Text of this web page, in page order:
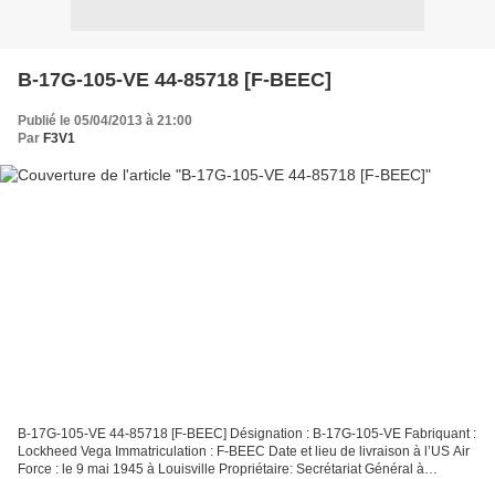
B-17G-105-VE 44-85718 [F-BEEC]
Publié le 05/04/2013 à 21:00
Par F3V1
B-17G-105-VE 44-85718 [F-BEEC] Désignation : B-17G-105-VE Fabriquant :
Lockheed Vega Immatriculation : F-BEEC Date et lieu de livraison à l’US Air
Force : le 9 mai 1945 à Louisville Propriétaire: Secrétariat Général à